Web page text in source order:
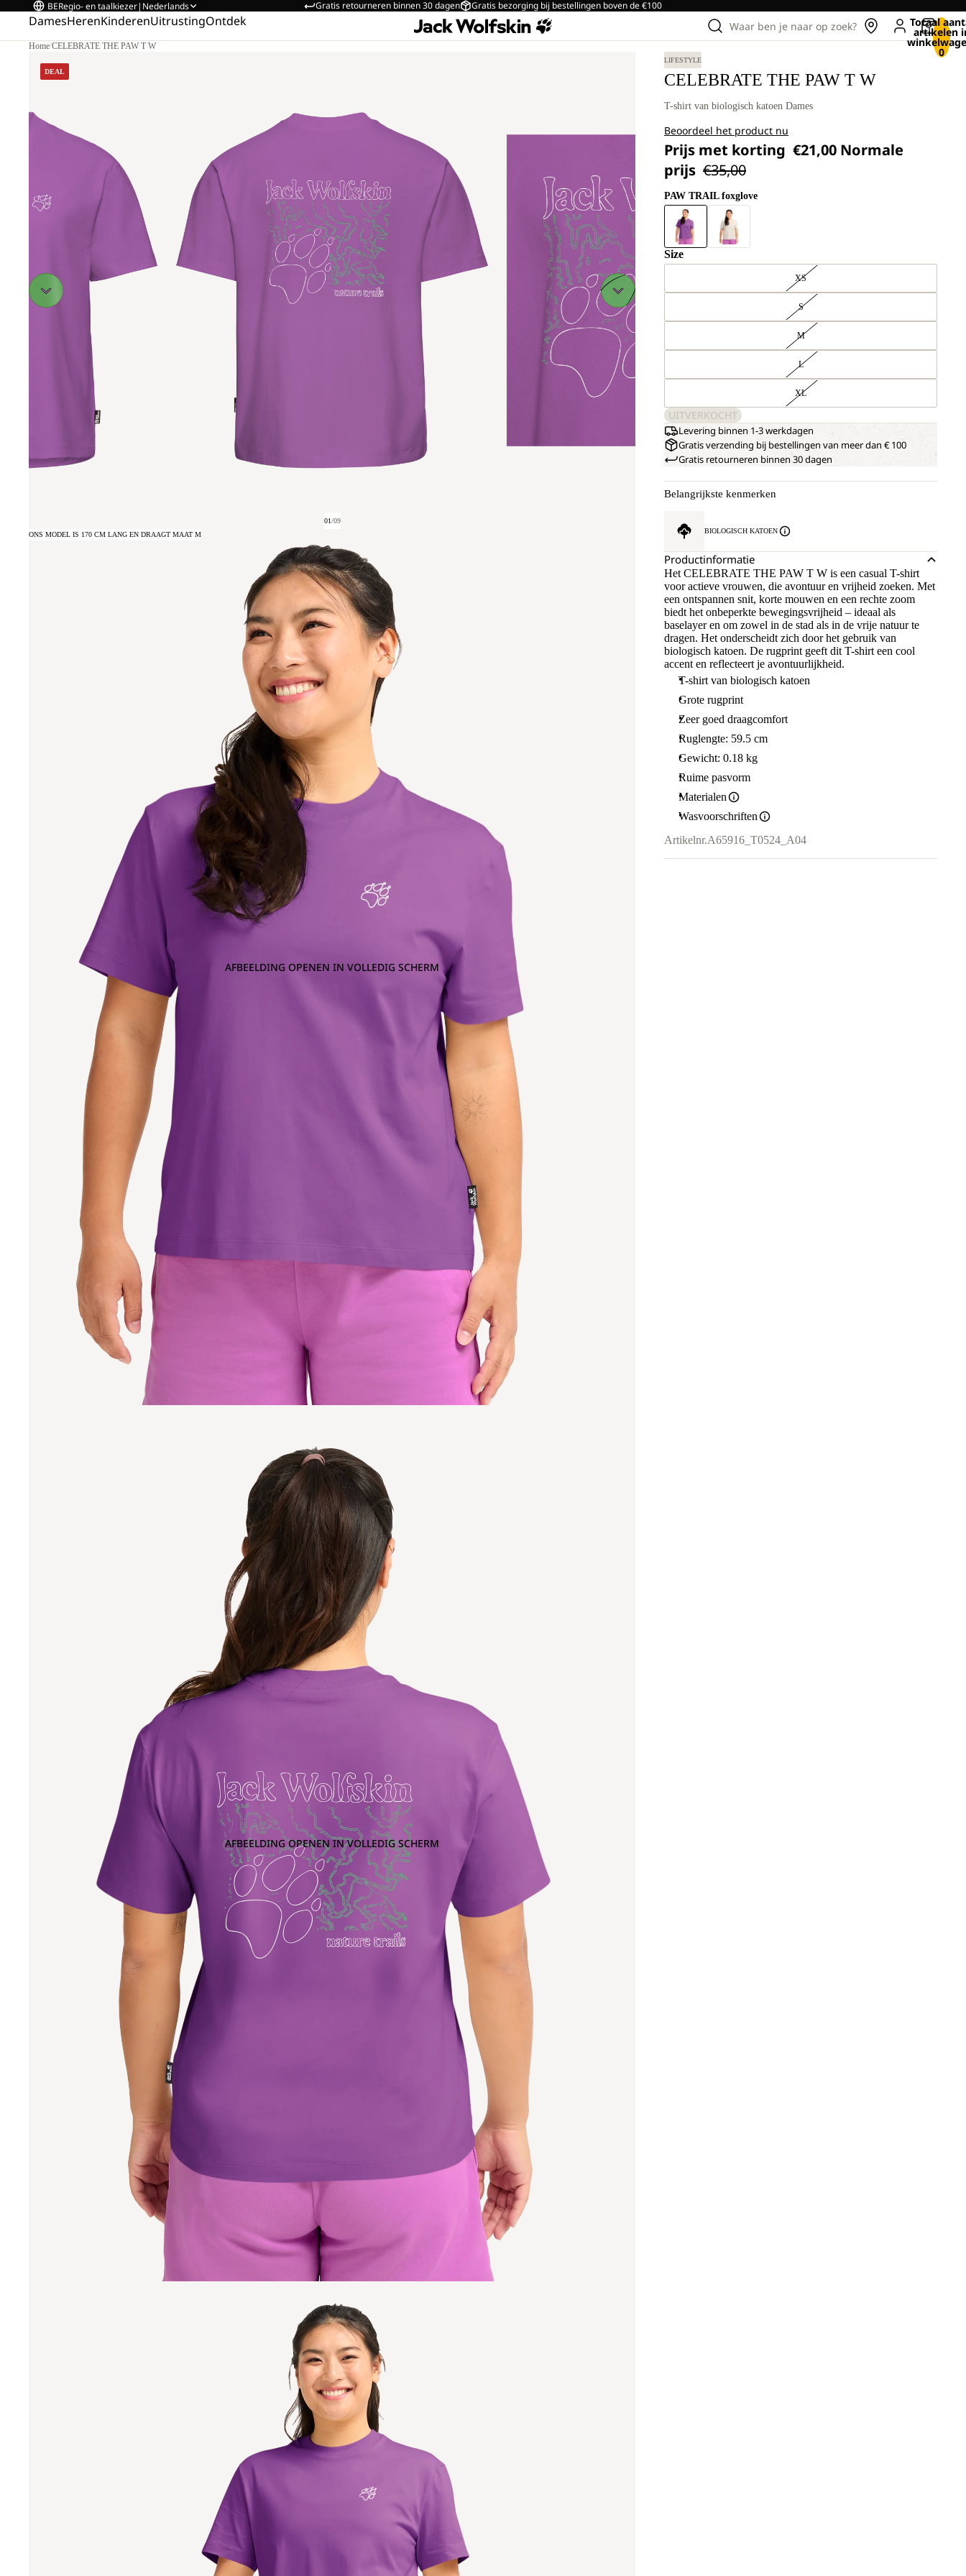
Gratis retourneren binnen 30 dagen Gratis bezorging bij bestellingen boven de €100
BERegio- en taalkiezer| Nederlands
DamesHerenKinderenUitrustingOntdek Waar ben je naar op zoek? Totaal
artikelen
0
Home/CELEBRATE THE PAW T W
DEAL
01/09
AFBEELDING OPENEN IN VOLLEDIG SCHERM
ONS MODEL IS 170 CM LANG EN DRAAGT MAAT M
AFBEELDING OPENEN IN VOLLEDIG SCHERM
LIFESTYLE
CELEBRATE THE PAW T W
T-shirt van biologisch katoen Dames
Beoordeel het product nu
Prijs met korting €21,00 Normale
prijs €35,00
PAW TRAIL foxglove
Size
XS
S
M
L
XL
UITVERKOCHT
Levering binnen 1-3 werkdagen
Gratis verzending bij bestellingen van meer dan € 100
Gratis retourneren binnen 30 dagen
Belangrijkste kenmerken
BIOLOGISCH KATOEN
Productinformatie
Het CELEBRATE THE PAW T W is een casual T-shirt
voor actieve vrouwen, die avontuur en vrijheid zoeken. Met
een ontspannen snit, korte mouwen en een rechte zoom
biedt het onbeperkte bewegingsvrijheid – ideaal als
baselayer en om zowel in de stad als in de vrije natuur te
dragen. Het onderscheidt zich door het gebruik van
biologisch katoen. De rugprint geeft dit T-shirt een cool
accent en reflecteert je avontuurlijkheid.
T-shirt van biologisch katoen
Grote rugprint
Zeer goed draagcomfort
Ruglengte: 59.5 cm
Gewicht: 0.18 kg
Ruime pasvorm
Materialen
Wasvoorschriften
Artikelnr.A65916_T0524_A04